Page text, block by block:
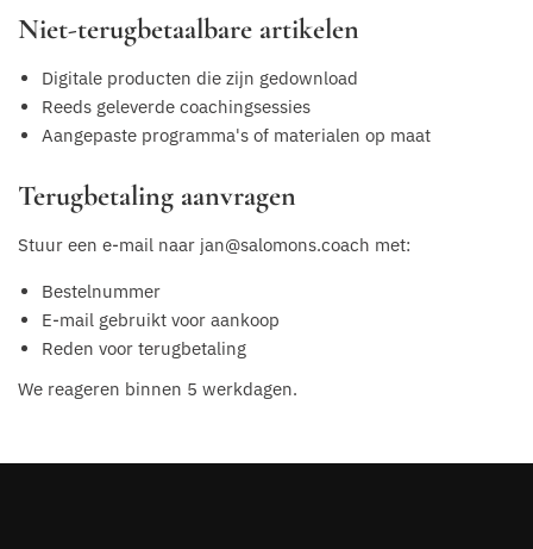
Niet-terugbetaalbare artikelen
Digitale producten die zijn gedownload
Reeds geleverde coachingsessies
Aangepaste programma's of materialen op maat
Terugbetaling aanvragen
Stuur een e-mail naar jan@salomons.coach met:
Bestelnummer
E-mail gebruikt voor aankoop
Reden voor terugbetaling
We reageren binnen 5 werkdagen.